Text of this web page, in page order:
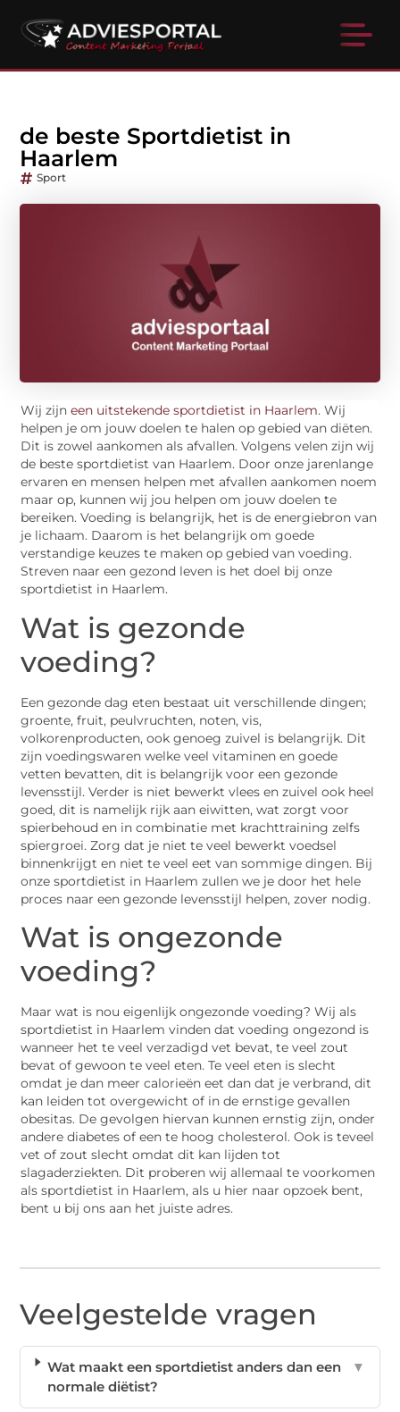
de beste Sportdietist in
Haarlem
Sport
Wij zijneen uitstekende sportdietist in Haarlem. Wij
helpen je om jouw doelen te halen op gebied van diëten.
Dit is zowel aankomen als afvallen. Volgens velen zijn wij
de beste sportdietist van Haarlem. Door onze jarenlange
ervaren en mensen helpen met afvallen aankomen noem
maar op, kunnen wij jou helpen om jouw doelen te
bereiken. Voeding is belangrijk, het is de energiebron van
je lichaam. Daarom is het belangrijk om goede
verstandige keuzes te maken op gebied van voeding.
Streven naar een gezond leven is het doel bij onze
sportdietist in Haarlem.
Wat is gezonde
voeding?
Een gezonde dag eten bestaat uit verschillende dingen;
groente, fruit, peulvruchten, noten, vis,
volkorenproducten, ook genoeg zuivel is belangrijk. Dit
zijn voedingswaren welke veel vitaminen en goede
vetten bevatten, dit is belangrijk voor een gezonde
levensstijl. Verder is niet bewerkt vlees en zuivel ook heel
goed, dit is namelijk rijk aan eiwitten, wat zorgt voor
spierbehoud en in combinatie met krachttraining zelfs
spiergroei. Zorg dat je niet te veel bewerkt voedsel
binnenkrijgt en niet te veel eet van sommige dingen. Bij
onze sportdietist in Haarlem zullen we je door het hele
proces naar een gezonde levensstijl helpen, zover nodig.
Wat is ongezonde
voeding?
Maar wat is nou eigenlijk ongezonde voeding? Wij als
sportdietist in Haarlem vinden dat voeding ongezond is
wanneer het te veel verzadigd vet bevat, te veel zout
bevat of gewoon te veel eten. Te veel eten is slecht
omdat je dan meer calorieën eet dan dat je verbrand, dit
kan leiden tot overgewicht of in de ernstige gevallen
obesitas. De gevolgen hiervan kunnen ernstig zijn, onder
andere diabetes of een te hoog cholesterol. Ook is teveel
vet of zout slecht omdat dit kan lijden tot
slagaderziekten. Dit proberen wij allemaal te voorkomen
als sportdietist in Haarlem, als u hier naar opzoek bent,
bent u bij ons aan het juiste adres.
Veelgestelde vragen
Wat maakt een sportdietist anders dan een
normale diëtist?
▼